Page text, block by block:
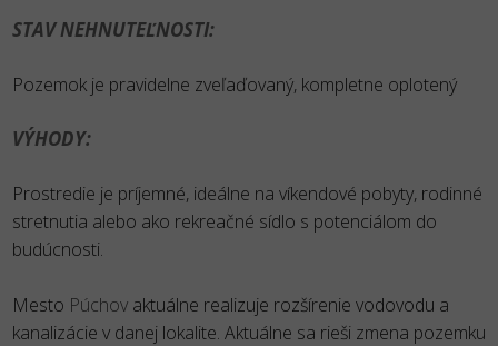
STAV NEHNUTEĽNOSTI:
Pozemok je pravidelne zveľaďovaný, kompletne oplotený
VÝHODY:
Prostredie je príjemné, ideálne na víkendové pobyty, rodinné
stretnutia alebo ako rekreačné sídlo s potenciálom do
budúcnosti.
Mesto Púchovaktuálne realizuje rozšírenie vodovodu a
kanalizácie v danej lokalite. Aktuálne sa rieši zmena pozemku